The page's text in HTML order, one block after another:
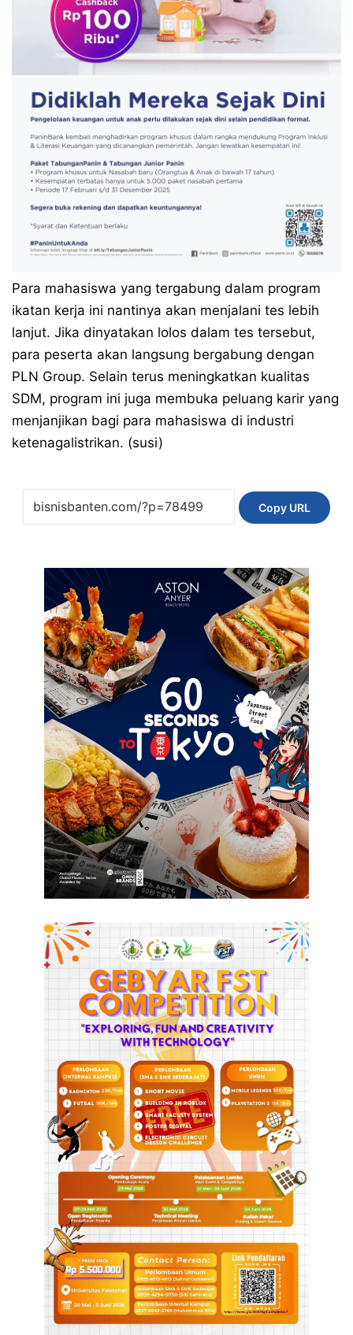
Para mahasiswa yang tergabung dalam program
ikatan kerja ini nantinya akan menjalani tes lebih
lanjut. Jika dinyatakan lolos dalam tes tersebut,
para peserta akan langsung bergabung dengan
PLN Group. Selain terus meningkatkan kualitas
SDM, program ini juga membuka peluang karir yang
menjanjikan bagi para mahasiswa di industri
ketenagalistrikan. (susi)
Copy URL